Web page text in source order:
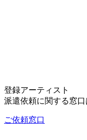
登録アーティスト
派遣依頼に関する窓口
ご依頼窓口